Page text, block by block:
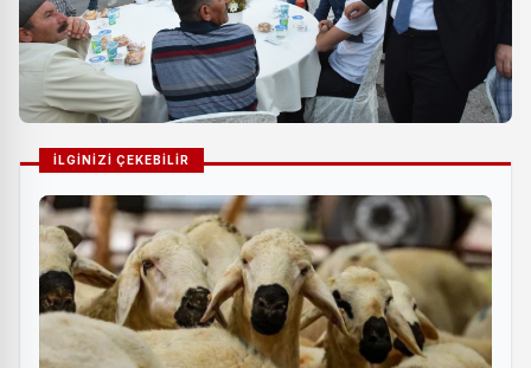
İLGİNİZİ ÇEKEBİLİR